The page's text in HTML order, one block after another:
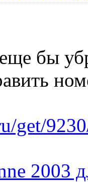
бы
get/
2003